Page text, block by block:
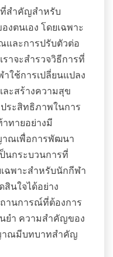
มาโดยเฉพาะสำหรับ
แกร่งทางจิตใจ ตั้งแต่
นิคการมีสติไปจนถึง
ความตื่นเต้นก่อนการ
กี่ยวกับสุขภาพจิตใน
ยากลำบากและความ
นความเครียดให้เป็น
นนักกีฬาของคุณ
ดการความเครียดที่ปรับ
ากเพื่อนนักกีฬา
มสุขภาพจิตและความ
ที่สำคัญสำหรับ
ตนเอง โดยเฉพาะ
และการปรับตัวต่อ
าจะสำรวจวิธีการที่
ใช้การเปลี่ยนแปลง
ะสร้างความสุข
ระสิทธิภาพในการ
ทายอย่างมี
ณเพื่อการพัฒนา
นกระบวนการที่
ฉพาะสำหรับนักกีฬา
นใจได้อย่าง
านการณ์ที่ต้องการ
ยำ ความสำคัญของ
ณมีบทบาทสำคัญ